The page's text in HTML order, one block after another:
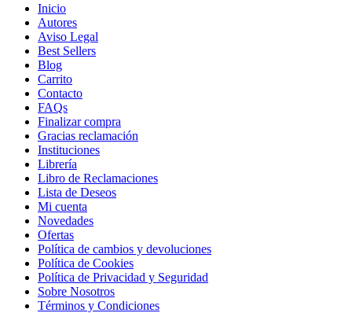
Inicio
Autores
Aviso Legal
Best Sellers
Blog
Carrito
Contacto
FAQs
Finalizar compra
Gracias reclamación
Instituciones
Librería
Libro de Reclamaciones
Lista de Deseos
Mi cuenta
Novedades
Ofertas
Política de cambios y devoluciones
Política de Cookies
Política de Privacidad y Seguridad
Sobre Nosotros
Términos y Condiciones